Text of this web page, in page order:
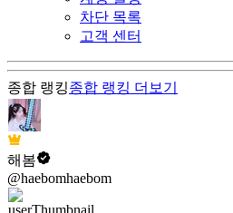
차단 목록
고객 센터
종합 랭킹종합 랭킹 더보기
해봄
@haebomhaebom